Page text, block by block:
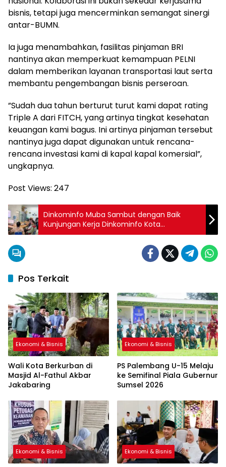
bisnis, tetapi juga mencerminkan semangat sinergi
antar-BUMN.
Ia juga menambahkan, fasilitas pinjaman BRI
nantinya akan memperkuat kemampuan PELNI
dalam memberikan layanan transportasi laut serta
membantu pengembangan bisnis perseroan.
”Sudah dua tahun berturut turut kami dapat rating
Triple A dari FITCH, yang artinya tingkat kesehatan
keuangan kami bagus. Ini artinya pinjaman tersebut
nantinya juga dapat digunakan untuk rencana-
rencana investasi kami di kapal kapal komersial”,
ungkapnya.
Post Views: 247
Dinkominfo Muba Sambut dengan Baik
Kunjungan Kerja Dinkominfo Kota
Palembang
Pos Terkait
Ekonomi & Bisnis
Wali Kota Berkurban di
Masjid Al-Fathul Akbar
Jakabaring
Ekonomi & Bisnis
PS Palembang U-15 Melaju
ke Semifinal Piala Gubernur
Sumsel 2026
Ekonomi & Bisnis Ekonomi & Bisnis